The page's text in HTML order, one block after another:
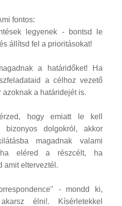
fontos:
legyenek - bontsd le
állítsd fel a prioritásokat!
a határidőket! Ha
a célhoz vezető
azoknak a határidejét is.
hogy emiatt le kell
bizonyos dolgokról, akkor
magadnak valami
ha eléred a részcélt, ha
amit elterveztél.
- mondd ki,
élni!. Kísérletekkel